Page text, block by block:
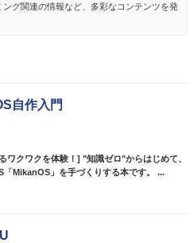
グ関連の情報など、多彩なコンテンツを発
自作入門
験！] "知識ゼロ"からはじめて、
「MikanOS」を手づくりする本です。 ...